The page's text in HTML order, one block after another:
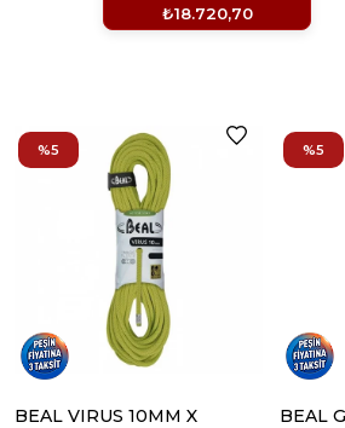
₺18.720,70
BEAL VIRUS 10MM X
%5
BEAL
%5